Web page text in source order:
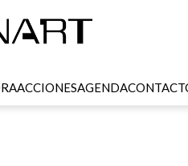
ACCIONESAGENDA